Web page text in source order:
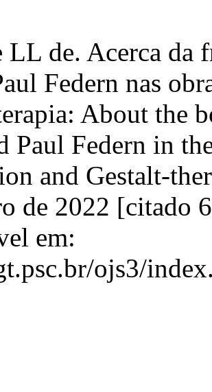
LL de. Acerca da
Federn nas
About the
Paul Federn in
and Gestalt-
de 2022 [citado
em:
ojs3/